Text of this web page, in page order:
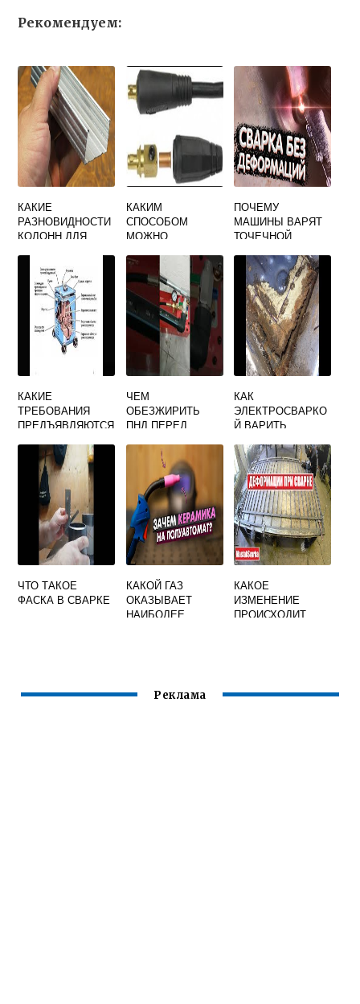
Рекомендуем:
КАКИЕ
РАЗНОВИДНОСТИ
КОЛОНН ДЛЯ
СВАРОЧНЫХ
АППАРАТОВ ВЫ
ЗНАЕТЕ
КАКИМ
СПОСОБОМ
МОЖНО
СВАРОЧНЫЕ
ПРОВОДА
ПОЧЕМУ
МАШИНЫ ВАРЯТ
ТОЧЕЧНОЙ
КАКИЕ
ТРЕБОВАНИЯ
ПРЕДЪЯВЛЯЮТСЯ
СВАРОЧНОГО
ТОКА
ЧЕМ
ОБЕЗЖИРИТЬ
ПНД ПЕРЕД
КАК
ЭЛЕКТРОСВАРКО
Й ВАРИТЬ
ЧТО ТАКОЕ
ФАСКА В СВАРКЕ
КАКОЙ ГАЗ
ОКАЗЫВАЕТ
НАИБОЛЕЕ
КАКОЕ
ИЗМЕНЕНИЕ
ПРОИСХОДИТ
ВОРОТНИК
Реклама